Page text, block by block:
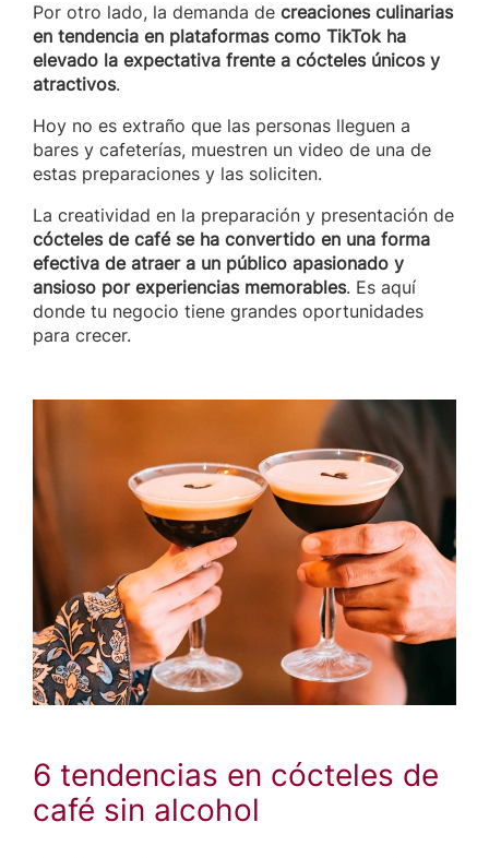
Por otro lado, la demanda de creaciones culinarias
en tendencia en plataformas como TikTok ha
elevado la expectativa frente a cócteles únicos y
atractivos.
Hoy no es extraño que las personas lleguen a
bares y cafeterías, muestren un video de una de
estas preparaciones y las soliciten.
La creatividad en la preparación y presentación de
cócteles de café se ha convertido en una forma
efectiva de atraer a un público apasionado y
ansioso por experiencias memorables. Es aquí
donde tu negocio tiene grandes oportunidades
para crecer.
6 tendencias en cócteles de
café sin alcohol